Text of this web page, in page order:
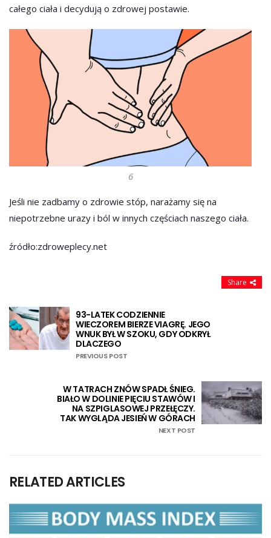
całego ciała i decydują o zdrowej postawie.
6
Jeśli nie zadbamy o zdrowie stóp, narażamy się na
niepotrzebne urazy i ból w innych częściach naszego ciała.
źródło:zdroweplecy.net
Share
93-LATEK CODZIENNIE
WIECZOREM BIERZE VIAGRĘ. JEGO
WNUK BYŁ W SZOKU, GDY ODKRYŁ
DLACZEGO
PREVIOUS POST
W TATRACH ZNÓW SPADŁ ŚNIEG.
BIAŁO W DOLINIE PIĘCIU STAWÓW I
NA SZPIGLASOWEJ PRZEŁĘCZY.
TAK WYGLĄDA JESIEŃ W GÓRACH
NEXT POST
RELATED ARTICLES